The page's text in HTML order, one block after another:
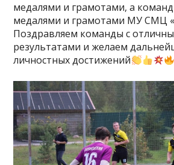
медалями и грамотами, а
медалями и грамотами МУ СМЦ
Поздравляем команды с
результатами и желаем
личностных достижений